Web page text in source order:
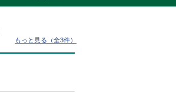
もっと見る（全3件）